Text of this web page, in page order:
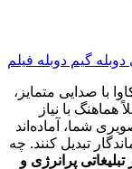
دوبله گیم دوبله فیلم
با صدایی متمایز،
هماهنگ با نیاز
شما، آماده‌اند
تبدیل کنند. چه
پرانرژی و